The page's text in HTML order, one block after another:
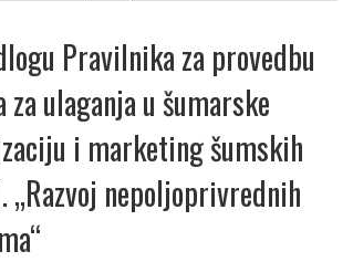
Pravilnika za provedbu
ulaganja u šumarske
i marketing šumskih
„Razvoj nepoljoprivrednih